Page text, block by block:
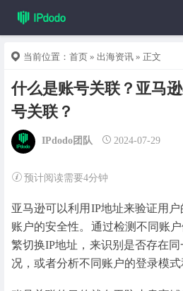
当前位置： 首页 » 出海资讯 » 正文
什么是账号关联？亚马
号关联？
IPdodo团队 2024-07-29
预计阅读需要4分钟
亚马逊可以利用IP地址来验证用
账户的安全性。通过检测不同账
繁切换IP地址，来识别是否存在
况，或者分析不同账户的登录模式